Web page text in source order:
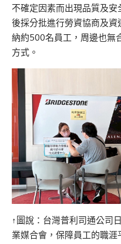
不確定因素而出現品質及
後採分批進行勞資協商及
納約500名員工，周邊也無
方式。
↑圖說：台灣普利司通公司
業媒合會，保障員工的職